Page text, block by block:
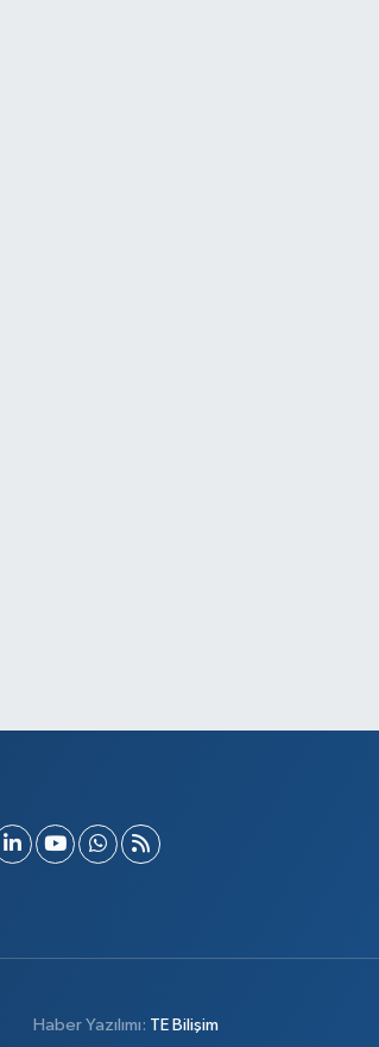
Haber Yazılımı: TE Bilişim